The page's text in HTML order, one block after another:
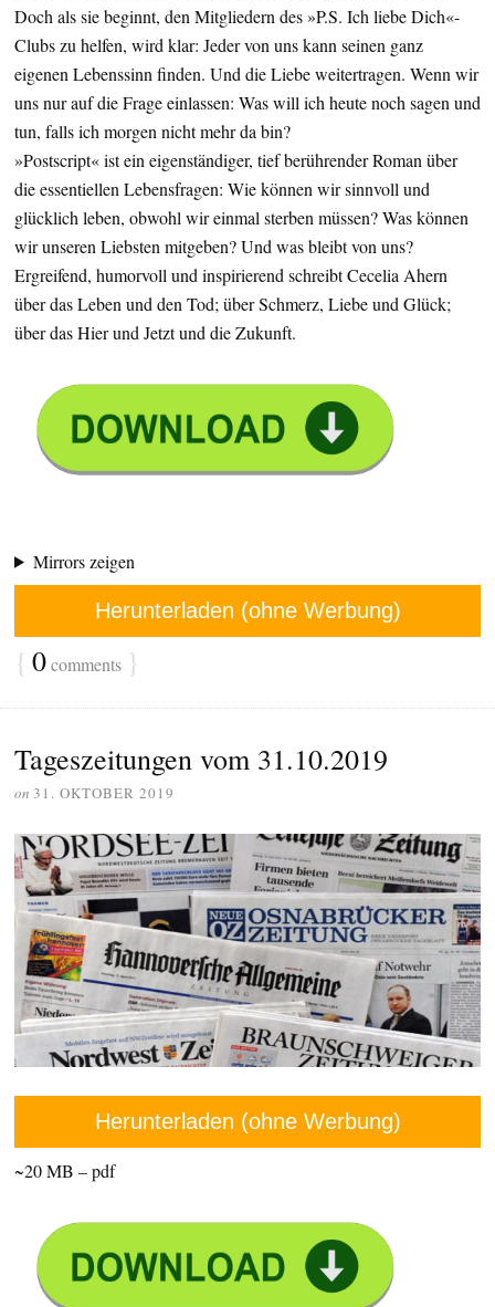
Doch als sie beginnt, den Mitgliedern des »P.S. Ich liebe Dich«-
Clubs zu helfen, wird klar: Jeder von uns kann seinen ganz
eigenen Lebenssinn finden. Und die Liebe weitertragen. Wenn wir
uns nur auf die Frage einlassen: Was will ich heute noch sagen und
tun, falls ich morgen nicht mehr da bin?
»Postscript« ist ein eigenständiger, tief berührender Roman über
die essentiellen Lebensfragen: Wie können wir sinnvoll und
glücklich leben, obwohl wir einmal sterben müssen? Was können
wir unseren Liebsten mitgeben? Und was bleibt von uns?
Ergreifend, humorvoll und inspirierend schreibt Cecelia Ahern
über das Leben und den Tod; über Schmerz, Liebe und Glück;
über das Hier und Jetzt und die Zukunft.
Mirrors zeigen
Herunterladen (ohne Werbung)
{ 0comments }
Tageszeitungen vom 31.10.2019
on 31. OKTOBER 2019
Herunterladen (ohne Werbung)
~20 MB – pdf